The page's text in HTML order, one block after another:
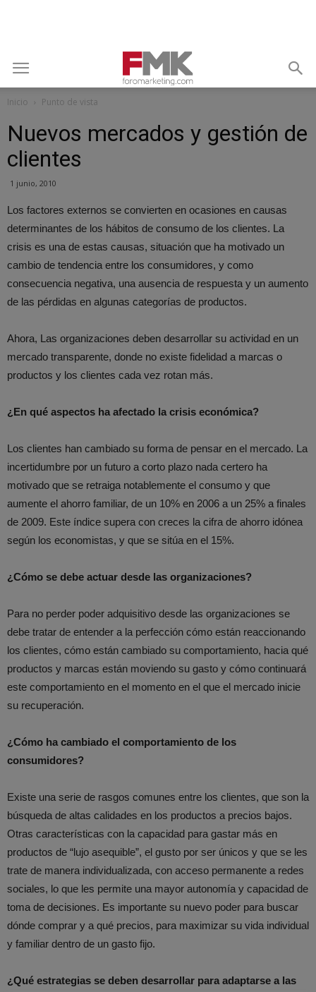
Inicio Punto de vista
Nuevos mercados y gestión de
clientes
1 junio, 2010
Los factores externos se convierten en ocasiones en causas
determinantes de los hábitos de consumo de los clientes. La
crisis es una de estas causas, situación que ha motivado un
cambio de tendencia entre los consumidores, y como
consecuencia negativa, una ausencia de respuesta y un aumento
de las pérdidas en algunas categorías de productos.
Ahora, Las organizaciones deben desarrollar su actividad en un
mercado transparente, donde no existe fidelidad a marcas o
productos y los clientes cada vez rotan más.
¿En qué aspectos ha afectado la crisis económica?
Los clientes han cambiado su forma de pensar en el mercado. La
incertidumbre por un futuro a corto plazo nada certero ha
motivado que se retraiga notablemente el consumo y que
aumente el ahorro familiar, de un 10% en 2006 a un 25% a finales
de 2009. Este índice supera con creces la cifra de ahorro idónea
según los economistas, y que se sitúa en el 15%.
¿Cómo se debe actuar desde las organizaciones?
Para no perder poder adquisitivo desde las organizaciones se
debe tratar de entender a la perfección cómo están reaccionando
los clientes, cómo están cambiado su comportamiento, hacia qué
productos y marcas están moviendo su gasto y cómo continuará
este comportamiento en el momento en el que el mercado inicie
su recuperación.
¿Cómo ha cambiado el comportamiento de los
consumidores?
Existe una serie de rasgos comunes entre los clientes, que son la
búsqueda de altas calidades en los productos a precios bajos.
Otras características con la capacidad para gastar más en
productos de “lujo asequible”, el gusto por ser únicos y que se les
trate de manera individualizada, con acceso permanente a redes
sociales, lo que les permite una mayor autonomía y capacidad de
toma de decisiones. Es importante su nuevo poder para buscar
dónde comprar y a qué precios, para maximizar su vida individual
y familiar dentro de un gasto fijo.
¿Qué estrategias se deben desarrollar para adaptarse a las